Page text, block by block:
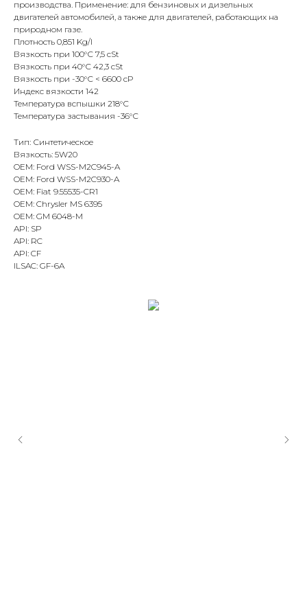
производства. Применение: для бензиновых и дизельных
двигателей автомобилей, а также для двигателей, работающих на
природном газе.
Плотность 0,851 Kg/l
Вязкость при 100°С 7,5 cSt
Вязкость при 40°С 42,3 cSt
Вязкость при -30°С < 6600 cP
Индекс вязкости 142
Температура вспышки 218°С
Температура застывания -36°С
Тип: Синтетическое
Вязкость: 5W20
OEM: Ford WSS-M2C945-A
OEM: Ford WSS-M2C930-A
OEM: Fiat 9.55535-CR1
OEM: Chrysler MS 6395
OEM: GM 6048-M
API: SP
API: RC
API: CF
ILSAC: GF-6A